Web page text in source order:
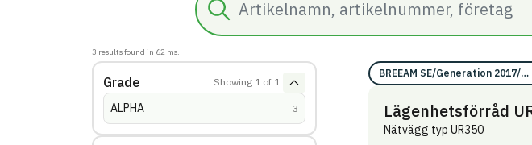
Search
3 results found in 62 ms.
Grade Showing 1 of 1
ALPHA (3
BREEAM SE/Generation 2017/
Lägenhetsförråd
Nätvägg typ UR350